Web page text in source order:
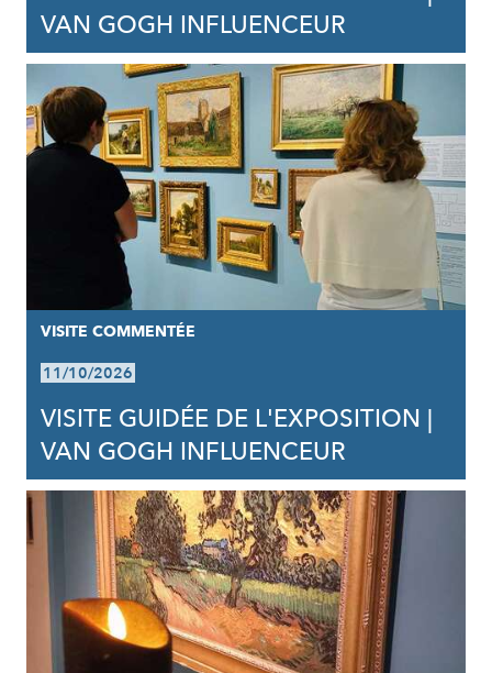
VAN GOGH INFLUENCEUR
VISITE COMMENTÉE
11/10/2026
VISITE GUIDÉE DE L'EXPOSITION |
VAN GOGH INFLUENCEUR